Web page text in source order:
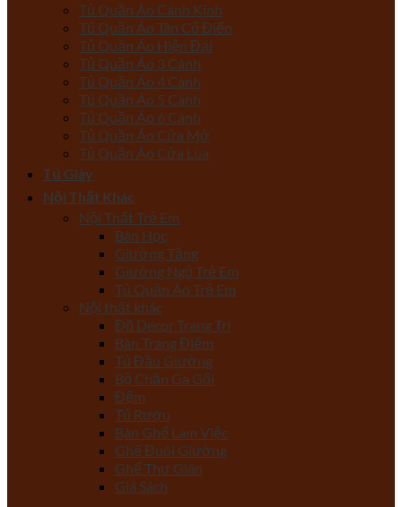
Tủ Quần Áo Cánh Kính
Tủ Quần Áo Tân Cổ Điển
Tủ Quần Áo Hiện Đại
Tủ Quần Áo 3 Cánh
Tủ Quần Áo 4 Cánh
Tủ Quần Áo 5 Cánh
Tủ Quần Áo 6 Cánh
Tủ Quần Áo Cửa Mở
Tủ Quần Áo Cửa Lùa
Tủ Giày
Nội Thất Khác
Nội Thất Trẻ Em
Bàn Học
Giường Tầng
Giường Ngủ Trẻ Em
Tủ Quần Áo Trẻ Em
Nội thất khác
Đồ Decor Trang Trí
Bàn Trang Điểm
Tủ Đầu Giường
Bộ Chăn Ga Gối
Đệm
Tủ Rượu
Bàn Ghế Làm Việc
Ghế Đuôi Giường
Ghế Thư Giãn
Giá Sách